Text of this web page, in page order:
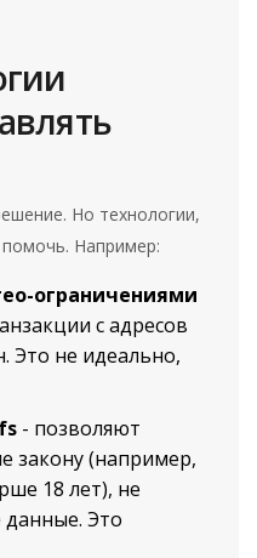
Но технологии,
Например:
ограничениями
с адресов
Это не идеально,
- позволяют
закону (например,
18 лет), не
данные. Это